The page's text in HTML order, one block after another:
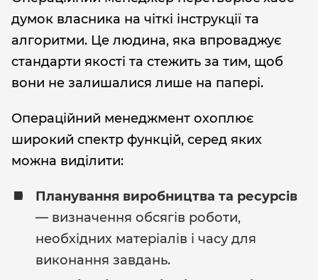
думок власника на чіткі інструкції та
алгоритми. Це людина, яка впроваджує
стандарти якості та стежить за тим, щоб
вони не залишалися лише на папері.
Операційний менеджмент охоплює
широкий спектр функцій, серед яких
можна виділити:
Планування виробництва та ресурсів
— визначення обсягів роботи,
необхідних матеріалів і часу для
виконання завдань.